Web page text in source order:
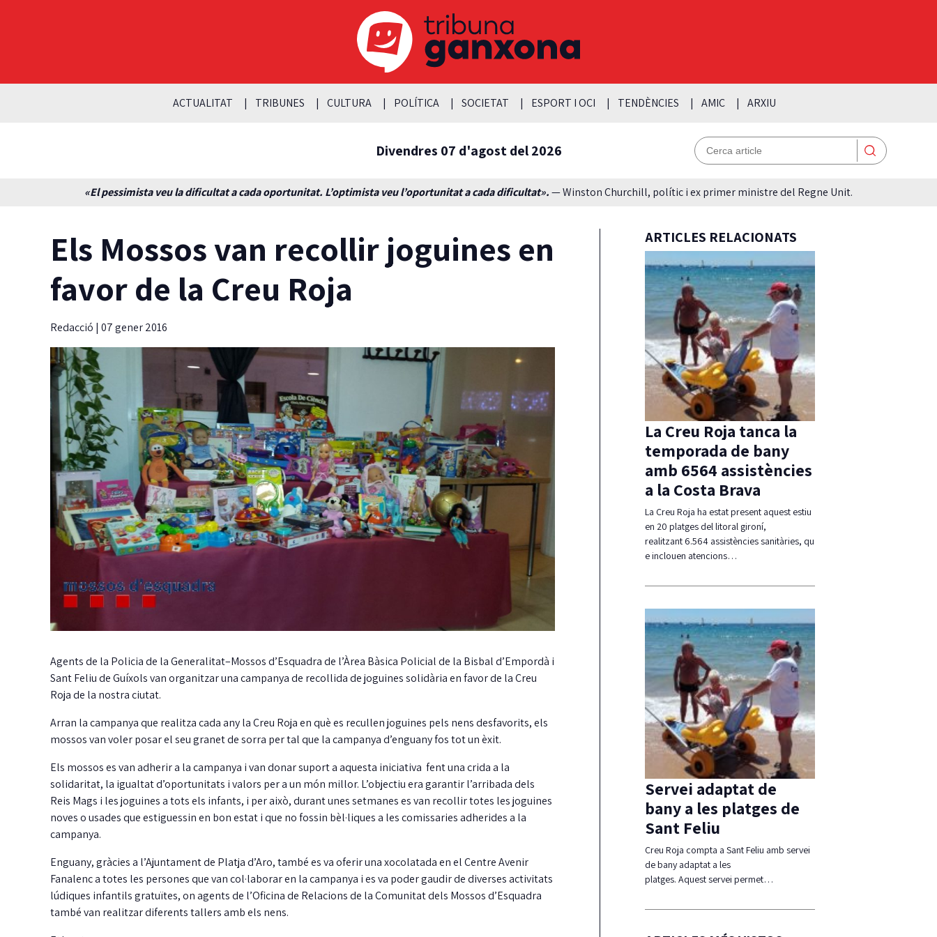
ACTUALITAT TRIBUNES CULTURA POLÍTICA SOCIETAT ESPORT I OCI TENDÈNCIES AMIC ARXIU
Divendres 07 d'agost del 2026
«El pessimista veu la dificultat a cada oportunitat. L’optimista veu l’oportunitat a cada dificultat».— Winston Churchill, polític i ex primer ministre del Regne Unit.
Els Mossos van recollir joguines en
favor de la Creu Roja
Redacció | 07 gener 2016
Agents de la Policia de la Generalitat–Mossos d’Esquadra de l’Àrea Bàsica Policial de la Bisbal d’Empordà i
Sant Feliu de Guíxols van organitzar una campanya de recollida de joguines solidària en favor de la Creu
Roja de la nostra ciutat.
Arran la campanya que realitza cada any la Creu Roja en què es recullen joguines pels nens desfavorits, els
mossos van voler posar el seu granet de sorra per tal que la campanya d’enguany fos tot un èxit.
Els mossos es van adherir a la campanya i van donar suport a aquesta iniciativa fent una crida a la
solidaritat, la igualtat d’oportunitats i valors per a un món millor. L’objectiu era garantir l’arribada dels
Reis Mags i les joguines a tots els infants, i per això, durant unes setmanes es van recollir totes les joguines
noves o usades que estiguessin en bon estat i que no fossin bèl·liques a les comissaries adherides a la
campanya.
Enguany, gràcies a l’Ajuntament de Platja d’Aro, també es va oferir una xocolatada en el Centre Avenir
Fanalenc a totes les persones que van col·laborar en la campanya i es va poder gaudir de diverses activitats
lúdiques infantils gratuïtes, on agents de l’Oficina de Relacions de la Comunitat dels Mossos d’Esquadra
també van realitzar diferents tallers amb els nens.
ARTICLES RELACIONATS
La Creu Roja tanca la
temporada de bany
amb 6564 assistències
a la Costa Brava
La Creu Roja ha estat present aquest estiu
en 20 platges del litoral gironí,
realitzant 6.564 assistències sanitàries, qu
e inclouen atencions…
Servei adaptat de
bany a les platges de
Sant Feliu
Creu Roja compta a Sant Feliu amb servei
de bany adaptat a les
platges. Aquest servei permet…